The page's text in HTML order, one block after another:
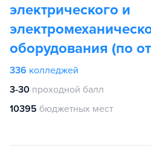
электрического и
оборудования (по
336 колледжей
3-30 проходной балл
10395 бюджетных мест